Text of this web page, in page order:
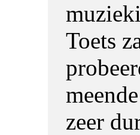
Toets
zeer